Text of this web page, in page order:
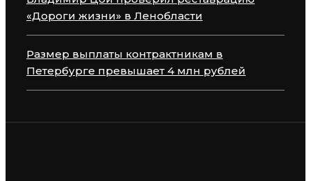
«Дороги жизни» в Ленобласти
Размер выплаты контрактникам в
Петербурге превышает 4 млн рублей